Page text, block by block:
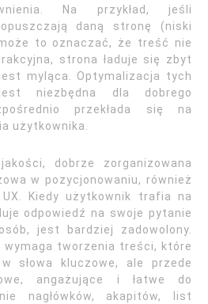
Na przykład, jeśli
daną stronę (niski
to oznaczać, że treść nie
strona ładuje się zbyt
myląca. Optymalizacja tych
niezbędna dla dobrego
przekłada się na
użytkownika.
dobrze zorganizowana
w pozycjonowaniu, również
Kiedy użytkownik trafia na
odpowiedź na swoje pytanie
jest bardziej zadowolony.
wymaga tworzenia treści, które
słowa kluczowe, ale przede
angażujące i łatwe do
nagłówków, akapitów, list